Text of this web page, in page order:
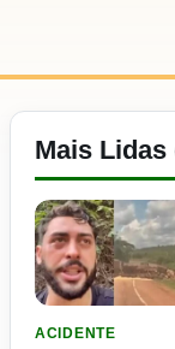
Mais Lidas
ACIDENTE